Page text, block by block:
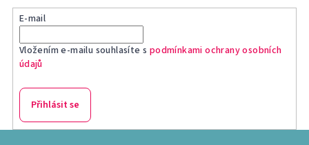
E-mail
Vložením e-mailu souhlasíte s podmínkami ochrany osobních
údajů
Přihlásit se